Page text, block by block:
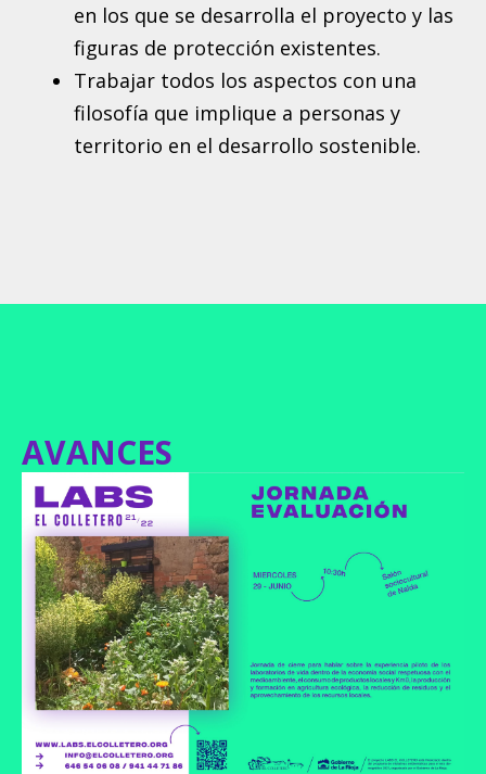
en los que se desarrolla el proyecto y las
figuras de protección existentes.
Trabajar todos los aspectos con una
filosofía que implique a personas y
territorio en el desarrollo sostenible.
AVANCES